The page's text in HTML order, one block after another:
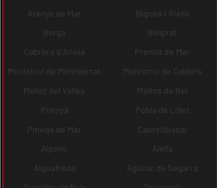
Arenys de Mar
Bigues i Riells
Berga
Bellprat
Cabrera d´Anoia
Premià de Mar
Monistrol de Montserrat
Monistrol de Calders
Mollet del Vallès
Molins de Rei
Polinyà
Pobla de Lillet
Pineda de Mar
Castellbisbal
Alpens
Alella
Aiguafreda
Aguilar de Segarra